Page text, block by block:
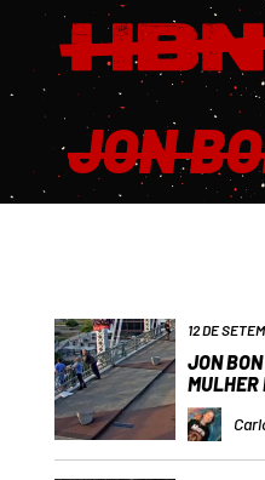
JON
12 DE
JON
MULHER